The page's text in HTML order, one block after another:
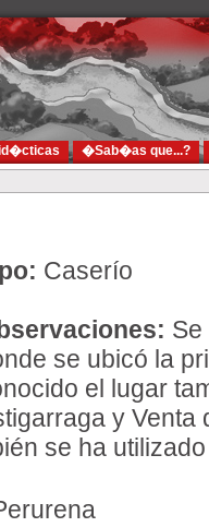
�Sab�as que...?
Caserío
se ubicó la
el lugar
y Venta
se ha